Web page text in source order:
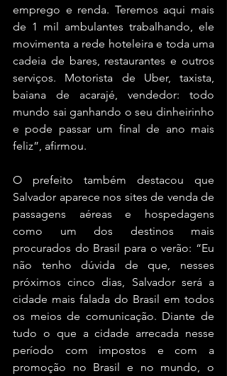
emprego e renda. Teremos aqui mais
de 1 mil ambulantes trabalhando, ele
movimenta a rede hoteleira e toda uma
cadeia de bares, restaurantes e outros
serviços. Motorista de Uber, taxista,
baiana de acarajé, vendedor: todo
mundo sai ganhando o seu dinheirinho
e pode passar um final de ano mais
feliz”, afirmou.
O prefeito também destacou que
Salvador aparece nos sites de venda de
passagens aéreas e hospedagens
como um dos destinos mais
procurados do Brasil para o verão: “Eu
não tenho dúvida de que, nesses
próximos cinco dias, Salvador será a
cidade mais falada do Brasil em todos
os meios de comunicação. Diante de
tudo o que a cidade arrecada nesse
período com impostos e com a
promoção no Brasil e no mundo, o